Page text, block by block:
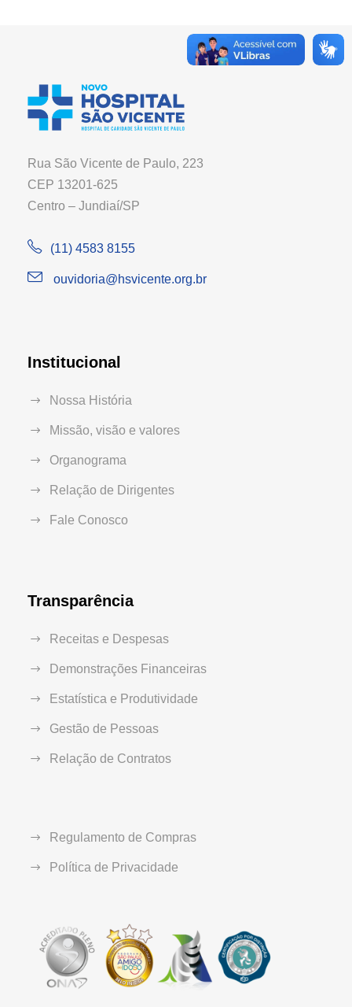
Rua São Vicente de Paulo, 223
CEP 13201-625
Centro – Jundiaí/SP
(11) 4583 8155
ouvidoria@hsvicente.org.br
Institucional
Nossa História
Missão, visão e valores
Organograma
Relação de Dirigentes
Fale Conosco
Transparência
Receitas e Despesas
Demonstrações Financeiras
Estatística e Produtividade
Gestão de Pessoas
Relação de Contratos
Regulamento de Compras
Política de Privacidade